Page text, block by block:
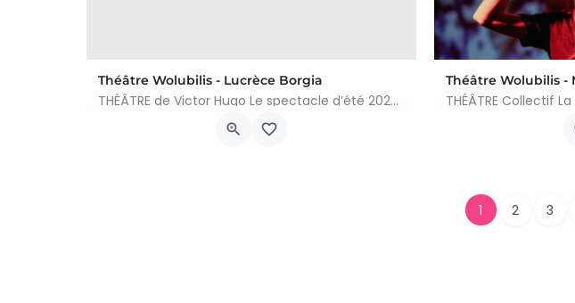
Théâtre Wolubilis - Lucrèce Borgia
THÉÂTRE de Victor Hugo Le spectacle d’été 2023 de l’Abbaye de Villers fait revivre un des plus grands…
Cours Paul-Henri Spaak 1, Woluwe-Saint-Lambert
Théâtre Wolubilis -
Cours Paul-Henri
1 2 3